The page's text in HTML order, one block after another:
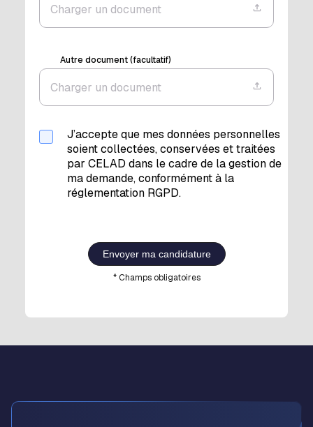
Charger un document
Autre document (facultatif)
Charger un document
J’accepte que mes données personnelles
soient collectées, conservées et traitées
par CELAD dans le cadre de la gestion de
ma demande, conformément à la
réglementation RGPD.
Envoyer ma candidature
* Champs obligatoires